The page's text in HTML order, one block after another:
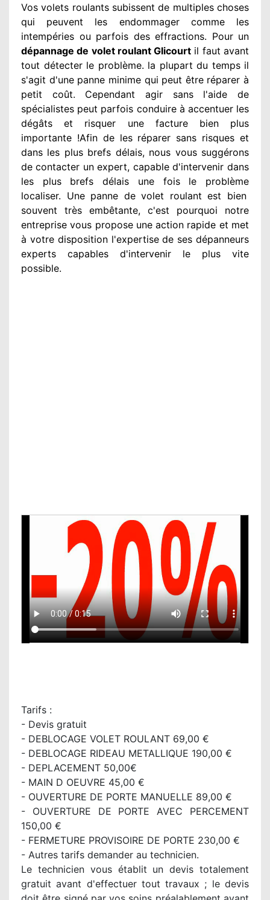
Vos volets roulants subissent de multipleschoses
qui peuvent les endommagercomme les
intempéries ou parfois des effractions. Pour un
dépannage de volet roulant Glicourt il faut avant
tout détecterle problème. la plupart du tempsil
s'agit d'une panne minime qui peut être réparer à
petit coût. Cependant agir sans l'aide de
spécialistes peut parfois conduire à accentuerles
dégâts et risquer une facture bien plus
importante !Afin de les réparer sans risques et
dans les plus brefs délais, nous vous suggérons
de contacter un expert, capable d'intervenir dans
les plus brefs délais une fois le problème
localiser. Une panne de volet roulant est bien
souvent très embêtante, c'est pourquoi notre
entreprise vous propose une action rapide et met
à votre dispositionl'expertise de ses dépanneurs
experts capables d'intervenir le plus vite
possible.
Tarifs :
- Devis gratuit
- DEBLOCAGE VOLET ROULANT 69,00 €
- DEBLOCAGE RIDEAU METALLIQUE 190,00 €
- DEPLACEMENT 50,00€
- MAIN D OEUVRE 45,00 €
- OUVERTURE DE PORTE MANUELLE 89,00 €
- OUVERTURE DE PORTE AVEC PERCEMENT
150,00 €
- FERMETURE PROVISOIRE DE PORTE 230,00 €
- Autres tarifs demander au technicien.
Le technicien vous établit un devis totalement
gratuit avant d'effectuer tout travaux ; le devis